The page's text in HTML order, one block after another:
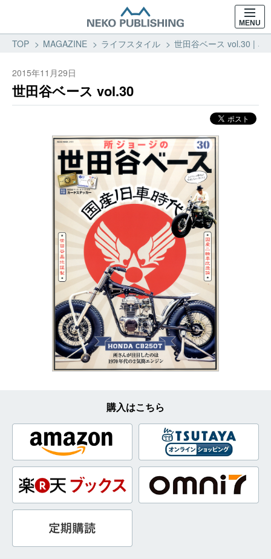
MENU
TOP MAGAZINE ライフスタイル 世田谷ベース vol.30 | ネ
2015年11月29日
世田谷ベース vol.30
購入はこちら